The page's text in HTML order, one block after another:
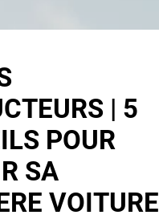
| 5
POUR
SA
VOITURE